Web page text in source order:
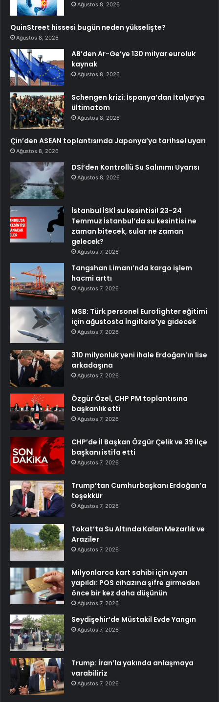
Ağustos 8, 2026
QuinStreet hissesi bugün neden yükselişte?
Ağustos 8, 2026
AB’den Ar-Ge’ye 130 milyar euroluk
kaynak
Ağustos 8, 2026
Schengen krizi: İspanya’dan İtalya’ya
ültimatom
Ağustos 8, 2026
Çin’den ASEAN toplantısında Japonya’ya tarihsel uyarı
Ağustos 8, 2026
DSİ’den Kontrollü Su Salınımı Uyarısı
Ağustos 8, 2026
İstanbul İSKİ su kesintisi! 23-24
Temmuz İstanbul’da su kesintisi ne
zaman bitecek, sular ne zaman
gelecek?
Ağustos 7, 2026
Tangshan Limanı’nda kargo işlem
hacmi arttı
Ağustos 7, 2026
MSB: Türk personel Eurofighter eğitimi
için ağustosta İngiltere’ye gidecek
Ağustos 7, 2026
310 milyonluk yeni ihale Erdoğan’ın lise
arkadaşına
Ağustos 7, 2026
Özgür Özel, CHP PM toplantısına
başkanlık etti
Ağustos 7, 2026
CHP’de İl Başkan Özgür Çelik ve 39 ilçe
başkanı istifa etti
Ağustos 7, 2026
Trump’tan Cumhurbaşkanı Erdoğan’a
teşekkür
Ağustos 7, 2026
Tokat’ta Su Altında Kalan Mezarlık ve
Araziler
Ağustos 7, 2026
Milyonlarca kart sahibi için uyarı
yapıldı: POS cihazına şifre girmeden
önce bir kez daha düşünün
Ağustos 7, 2026
Seydişehir’de Müstakil Evde Yangın
Ağustos 7, 2026
Trump: İran’la yakında anlaşmaya
varabiliriz
Ağustos 7, 2026